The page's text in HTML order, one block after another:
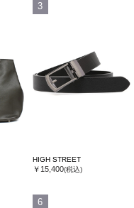
3
HIGH STREET
￥15,400(税込)
6